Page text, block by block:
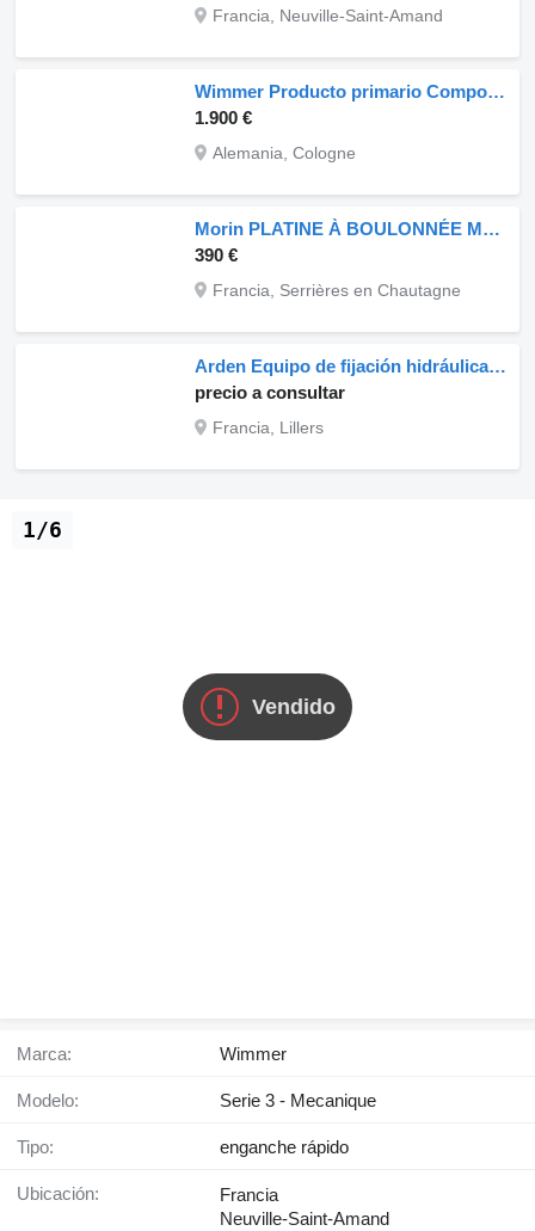
Francia, Neuville-Saint-Amand
Wimmer Producto primario Compo enganche rápido
1.900 €
Alemania, Cologne
Morin PLATINE À BOULONNÉE M0 à M2 enganche rápido
390 €
Francia, Serrières en Chautagne
Arden Equipo de fijación hidráulica UA 43 enganche rápido
precio a consultar
Francia, Lillers
Vendido
1/6
Marca: Wimmer
Modelo: Serie 3 - Mecanique
Tipo: enganche rápido
Ubicación:
Francia
Neuville-Saint-Amand